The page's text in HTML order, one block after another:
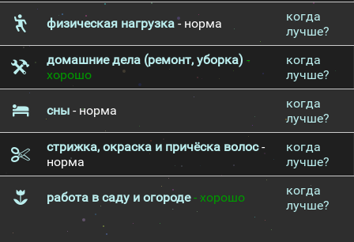
физическая нагрузка- норма
когда
лучше?
домашние дела (ремонт, уборка) -
хорошо
когда
лучше?
сны - норма
когда
лучше?
стрижка, окраска и причёска волос-
норма
когда
лучше?
работа в саду и огороде- хорошо
когда
лучше?